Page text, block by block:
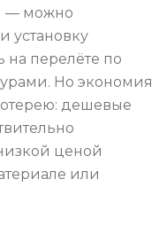
— можно
установку
на перелёте по
Но экономия
дешевые
ценой
или